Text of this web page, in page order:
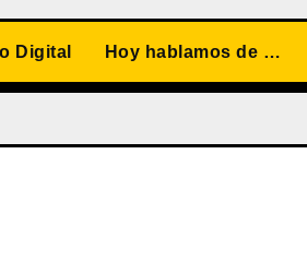
Digital Hoy hablamos de …